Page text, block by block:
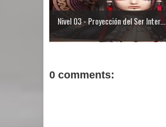
Nivel 03 - Proyección del Ser Inter...
0 comments: